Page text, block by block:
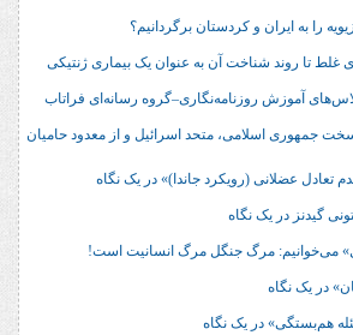
را به ایران و کردستان برگردانیم؟
غلط تا روند شناخت آن به عنوان یک بیماری ژنتیکی
آموزش روزنامه‌نگاری–گروه رسانه‌ای فراتاب
جمهوری اسلامی، متحد اسرائیل و از معدود حامیان
تعادل عضلانی (رویکرد جاندا)» در یک نگاه
گیدنز در یک نگاه
می‌خوانیم: مرگ جنگل مرگ انسانیت است!
در یک نگاه
هم‌بستگی» در یک نگاه